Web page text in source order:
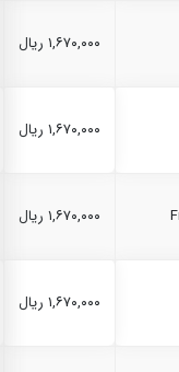
۱,۶۷۰,۰۰۰ ریال
۱,۶۷۰,۰۰۰ ریال
۱,۶۷۰,۰۰۰ ریال
۱,۶۷۰,۰۰۰ ریال